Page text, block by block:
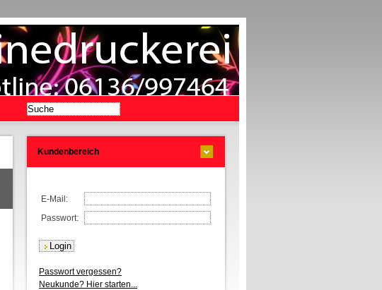
Kundenbereich
E-Mail:
Passwort:
Passwort vergessen?
Neukunde? Hier starten...